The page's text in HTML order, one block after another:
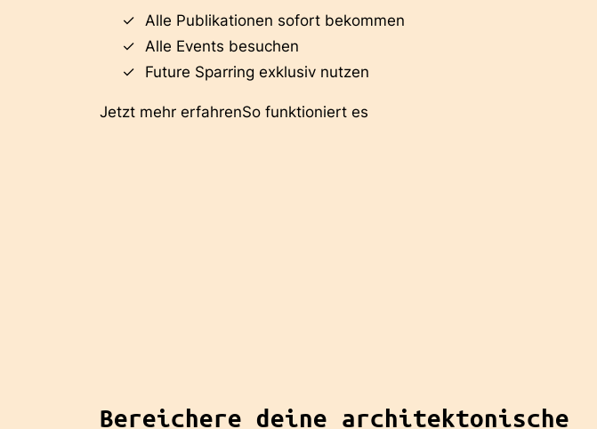
Alle Publikationen sofort bekommen
Alle Events besuchen
Future Sparring exklusiv nutzen
Jetzt mehr erfahrenSo funktioniert es
Bereichere deine architektonische